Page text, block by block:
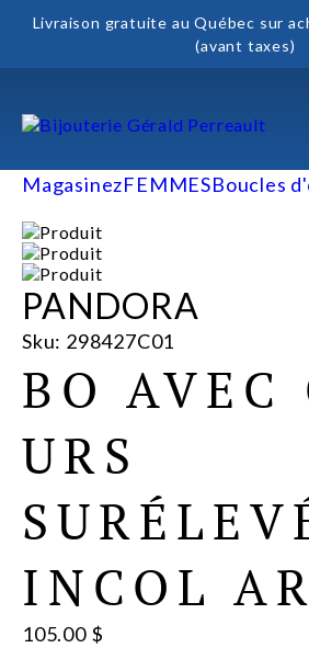
Livraison gratuite au Québec sur
(avant taxes)
MagasinezFEMMESBoucles
PANDORA
Sku: 298427C01
BO AVEC
URS
INCOL
105.00 $